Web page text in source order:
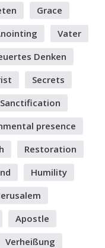
Grace
Vater
Denken
Secrets
Sanctification
presence
Restoration
Humility
Apostle
Verheißung